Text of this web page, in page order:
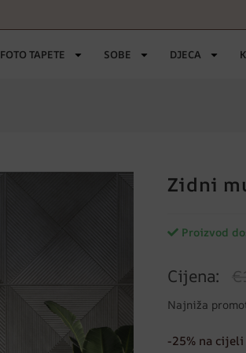
FOTO TAPETE SOBE DJECA
Zidni
Proizvod
Cijena:
Najniža
-25% na